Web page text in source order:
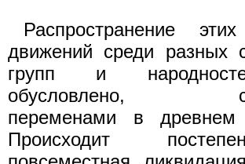
Распространение
движений среди разных
групп и
обусловлено,
переменами в древнем
Происходит